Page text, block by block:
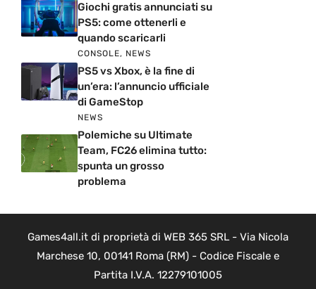
Giochi gratis annunciati su
PS5: come ottenerli e
quando scaricarli
CONSOLE, NEWS
PS5 vs Xbox, è la fine di
un’era: l’annuncio ufficiale
di GameStop
NEWS
Polemiche su Ultimate
Team, FC26 elimina tutto:
spunta un grosso
problema
Games4all.it di proprietà di WEB 365 SRL - Via Nicola
Marchese 10, 00141 Roma (RM) - Codice Fiscale e
Partita I.V.A. 12279101005